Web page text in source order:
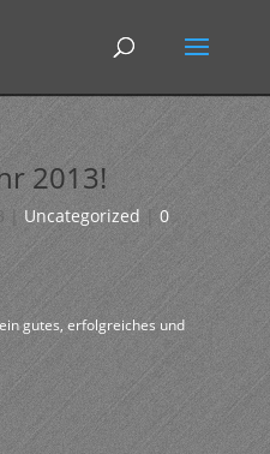
2013!
| Uncategorized
0
gutes, erfolgreiches und